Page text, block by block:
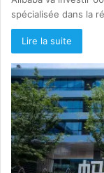
spécialisée dans la
Lire la suite